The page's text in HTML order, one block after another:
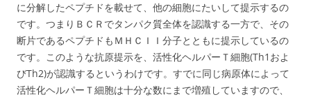
に分解したペプチドを載せて、他の細胞にたいして提示するの
です。つまりＢＣＲでタンパク質全体を認識する一方で、その
断片であるペプチドもＭＨＣＩＩ分子とともに提示しているの
です。このような抗原提示を、活性化ヘルパーＴ細胞(Th1およ
びTh2)が認識するというわけです。すでに同じ病原体によって
活性化ヘルパーＴ細胞は十分な数にまで増殖していますので、